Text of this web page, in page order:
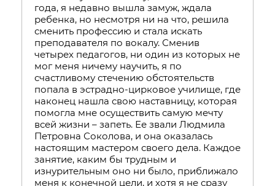
года, я недавно вышла замуж, ждала
ребенка, но несмотря ни на что, решила
сменить профессию и стала искать
преподавателя по вокалу. Сменив
четырех педагогов, ни один из которых не
мог меня ничему научить, я по
счастливому стечению обстоятельств
попала в эстрадно-цирковое училище, где
наконец нашла свою наставницу, которая
помогла мне осуществить самую мечту
всей жизни – запеть. Ее звали Людмила
Петровна Соколова, и она оказалась
настоящим мастером своего дела. Каждое
занятие, каким бы трудным и
изнурительным оно ни было, приближало
меня к конечной цели, и хотя я не сразу